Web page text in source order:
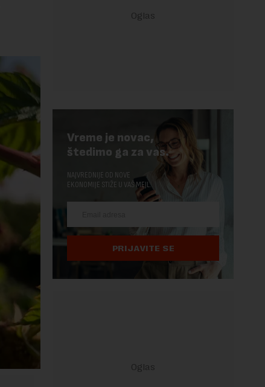
Vreme je novac,
štedimo ga za vas.
NAJVREDNIJE OD NOVE
EKONOMIJE STIŽE U VAŠ MEJL.
PRIJAVITE SE